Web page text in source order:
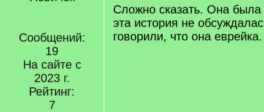
Сообщений:
19
На сайте с
2023 г.
Рейтинг:
7
Сложно сказать. Она
эта история не
говорили, что она еврейка.